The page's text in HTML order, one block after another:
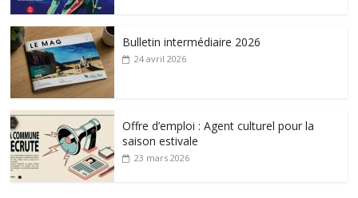
Bulletin intermédiaire 2026
24 avril 2026
Offre d’emploi : Agent culturel pour la
saison estivale
23 mars 2026